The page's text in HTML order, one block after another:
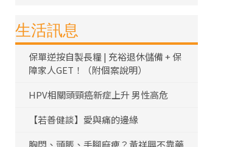
生活訊息
保單逆按自製長糧 | 充裕退休儲備 + 保
障家人GET！（附個案說明）
HPV相關頭頸癌新症上升 男性高危
【若善健談】愛與痛的邊緣
胸悶、頭脹、手腳麻痺？黃祥興不靠藥